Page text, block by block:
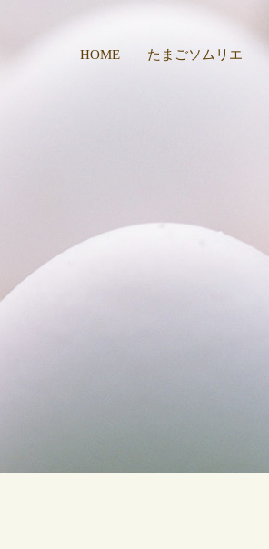
HOME たまごソムリエ